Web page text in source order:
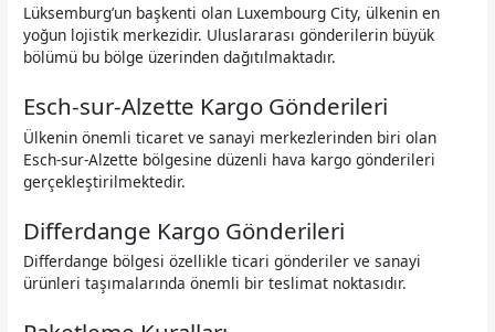
Lüksemburg’un başkenti olan Luxembourg City, ülkenin en
yoğun lojistik merkezidir. Uluslararası gönderilerin büyük
bölümü bu bölge üzerinden dağıtılmaktadır.
Esch-sur-Alzette Kargo Gönderileri
Ülkenin önemli ticaret ve sanayi merkezlerinden biri olan
Esch-sur-Alzette bölgesine düzenli hava kargo gönderileri
gerçekleştirilmektedir.
Differdange Kargo Gönderileri
Differdange bölgesi özellikle ticari gönderiler ve sanayi
ürünleri taşımalarında önemli bir teslimat noktasıdır.